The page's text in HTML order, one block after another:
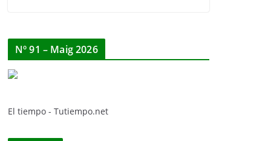
Nº 91 – Maig 2026
El tiempo - Tutiempo.net